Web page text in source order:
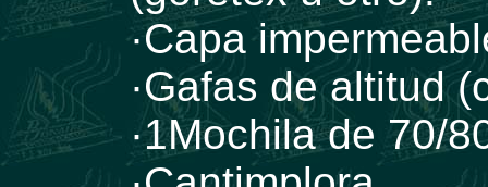
·Capa
·Gafas de altitud
·1Mochila de 70/